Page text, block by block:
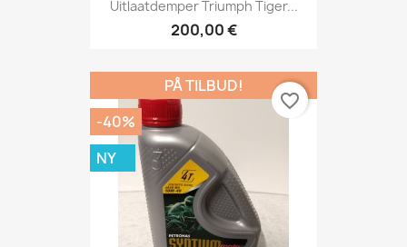
Uitlaatdemper Triumph Tiger...
200,00 €
PÅ TILBUD!
-40%
NY
favorite_border